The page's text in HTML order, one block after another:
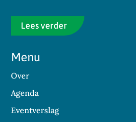
Lees verder
Menu
Over
Agenda
Eventverslag